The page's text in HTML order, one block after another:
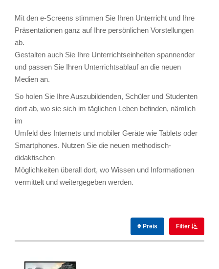
Mit den e-Screens stimmen Sie Ihren Unterricht und Ihre
Präsentationen ganz auf Ihre persönlichen Vorstellungen
ab.
Gestalten auch Sie Ihre Unterrichtseinheiten spannender
und passen Sie Ihren Unterrichtsablauf an die neuen
Medien an.
So holen Sie Ihre Auszubildenden, Schüler und Studenten
dort ab, wo sie sich im täglichen Leben befinden, nämlich
im
Umfeld des Internets und mobiler Geräte wie Tablets oder
Smartphones. Nutzen Sie die neuen methodisch-
didaktischen
Möglichkeiten überall dort, wo Wissen und Informationen
vermittelt und weitergegeben werden.
Preis Filter